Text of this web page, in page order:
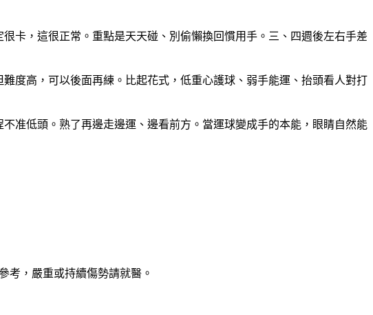
卡，這很正常。重點是天天碰、別偷懶換回慣用手。三、四週後左右手差
度高，可以後面再練。比起花式，低重心護球、弱手能運、抬頭看人對打
准低頭。熟了再邊走邊運、邊看前方。當運球變成手的本能，眼睛自然能
考，嚴重或持續傷勢請就醫。